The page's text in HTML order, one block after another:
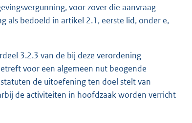
voor zover die aanvraag
bedoeld in artikel 2.1, eerste lid, onder e,
3.2.3 van de bij deze verordening
voor een algemeen nut beogende
de uitoefening ten doel stelt van
de activiteiten in hoofdzaak worden verricht